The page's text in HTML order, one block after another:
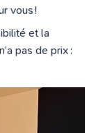
vous !
et la
pas de prix :